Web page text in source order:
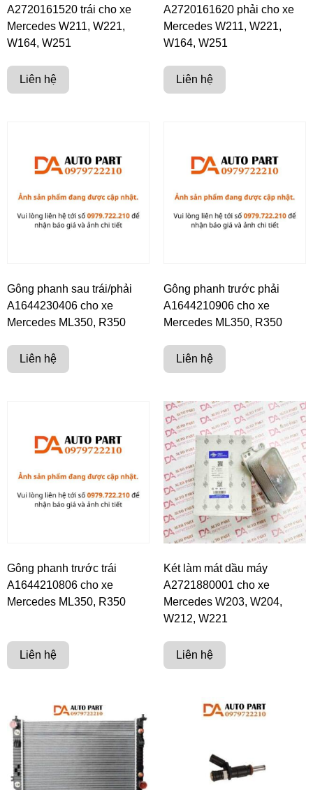
A2720161520 trái cho xe
Mercedes W211, W221,
W164, W251
Liên hệ
A2720161620 phải cho xe
Mercedes W211, W221,
W164, W251
Liên hệ
Gông phanh sau trái/phải
A1644230406 cho xe
Mercedes ML350, R350
Liên hệ
Gông phanh trước phải
A1644210906 cho xe
Mercedes ML350, R350
Liên hệ
Gông phanh trước trái
A1644210806 cho xe
Mercedes ML350, R350
Liên hệ
Két làm mát dầu máy
A2721880001 cho xe
Mercedes W203, W204,
W212, W221
Liên hệ